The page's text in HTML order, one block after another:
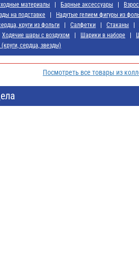
материалы
Барные аксессуары
на подставке
Надутые гелием фигуры из
круги из фольги
Салфетки Стаканы
Ходячие шары с воздухом Шарики в наборе
сердца, звезды)
Посмотреть все товары из